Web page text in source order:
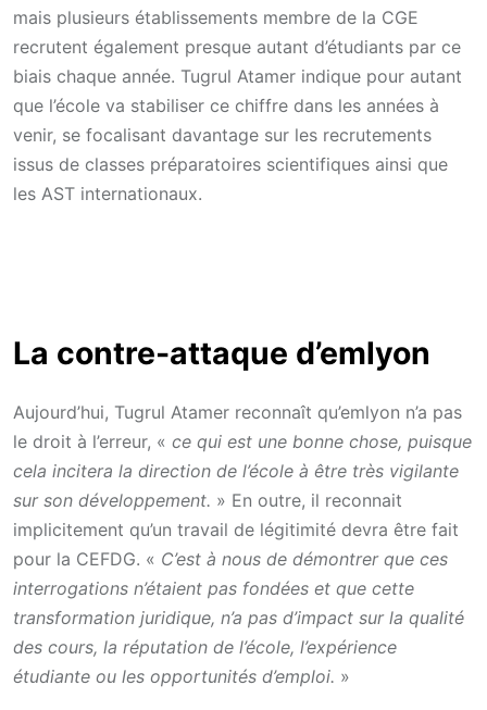
mais plusieurs établissements membre de la CGE
recrutent également presque autant d’étudiants par ce
biais chaque année. Tugrul Atamer indique pour autant
que l’école va stabiliser ce chiffre dans les années à
venir, se focalisant davantage sur les recrutements
issus de classes préparatoires scientifiques ainsi que
les AST internationaux.
La contre-attaque d’emlyon
Aujourd’hui, Tugrul Atamer reconnaît qu’emlyon n’a pas
le droit à l’erreur, « ce qui est une bonne chose, puisque
cela incitera la direction de l’école à être très vigilante
sur son développement. » En outre, il reconnait
implicitement qu’un travail de légitimité devra être fait
pour la CEFDG. « C’est à nous de démontrer que ces
interrogations n’étaient pas fondées et que cette
transformation juridique, n’a pas d’impact sur la qualité
des cours, la réputation de l’école, l’expérience
étudiante ou les opportunités d’emploi. »